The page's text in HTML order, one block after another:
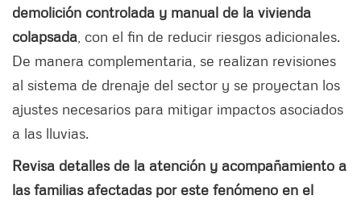
demolición controlada y manual de la vivienda
colapsada , con el fin de reducir riesgos adicionales.
De manera complementaria, se realizan revisiones
al sistema de drenaje del sector y se proyectan los
ajustes necesarios para mitigar impactos asociados
a las lluvias.
Revisa detalles de la atención y acompañamiento a
las familias afectadas por este fenómeno en el